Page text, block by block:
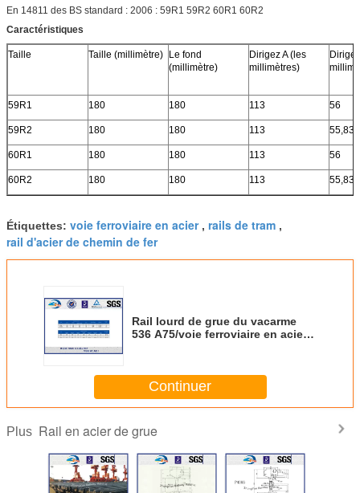
En 14811 des BS standard : 2006 : 59R1 59R2 60R1 60R2
Caractéristiques
Taille Taille (millimètre) Le fond
(millimètre)
Dirigez A (les
millimètres)
59R1 180 180 113 56
59R2 180 180 113 55,83
60R1 180 180 113 56
60R2 180 180 113 55,83
Étiquettes: voie ferroviaire en acier, rails de tram ,
rail d'acier de chemin de fer
Rail lourd de grue du vacarme
536 A75/voie ferroviaire en acier
Continuer
Plus Rail en acier de grue